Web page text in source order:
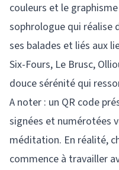
couleurs et le
sophrologue qui réalise
ses balades et liés aux
Six-Fours, Le Brusc,
douce sérénité qui
A noter : un QR code
signées et numérotées
méditation. En réalité,
commence à travailler